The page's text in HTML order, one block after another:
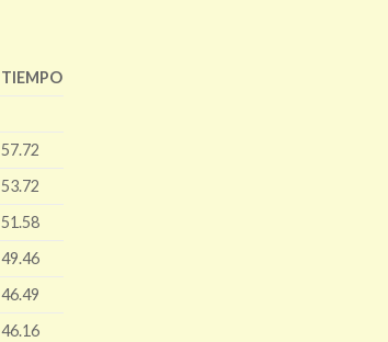
TIEMPO
57.72
53.72
51.58
49.46
46.49
46.16